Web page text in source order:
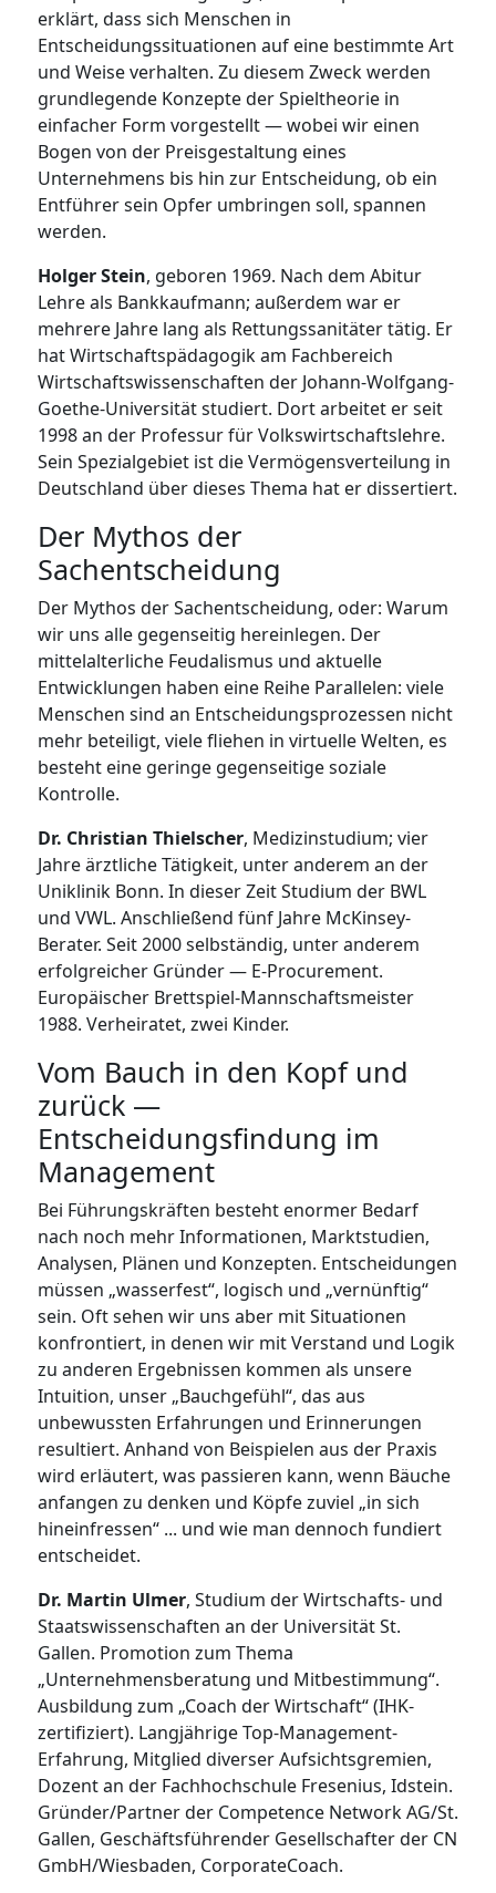
erklärt, dass sich Menschen in
Entscheidungssituationen auf eine bestimmte Art
und Weise verhalten. Zu diesem Zweck werden
grundlegende Konzepte der Spieltheorie in
einfacher Form vorgestellt — wobei wir einen
Bogen von der Preisgestaltung eines
Unternehmens bis hin zur Entscheidung, ob ein
Entführer sein Opfer umbringen soll, spannen
werden.
Holger Stein, geboren 1969. Nach dem Abitur
Lehre als Bankkaufmann; außerdem war er
mehrere Jahre lang als Rettungssanitäter tätig. Er
hat Wirtschaftspädagogik am Fachbereich
Wirtschaftswissenschaften der Johann-Wolfgang-
Goethe-Universität studiert. Dort arbeitet er seit
1998 an der Professur für Volkswirtschaftslehre.
Sein Spezialgebiet ist die Vermögensverteilung in
Deutschland über dieses Thema hat er dissertiert.
Der Mythos der
Sachentscheidung
Der Mythos der Sachentscheidung, oder: Warum
wir uns alle gegenseitig hereinlegen. Der
mittelalterliche Feudalismus und aktuelle
Entwicklungen haben eine Reihe Parallelen: viele
Menschen sind an Entscheidungsprozessen nicht
mehr beteiligt, viele fliehen in virtuelle Welten, es
besteht eine geringe gegenseitige soziale
Kontrolle.
Dr. Christian Thielscher, Medizinstudium; vier
Jahre ärztliche Tätigkeit, unter anderem an der
Uniklinik Bonn. In dieser Zeit Studium der BWL
und VWL. Anschließend fünf Jahre McKinsey-
Berater. Seit 2000 selbständig, unter anderem
erfolgreicher Gründer — E-Procurement.
Europäischer Brettspiel-Mannschaftsmeister
1988. Verheiratet, zwei Kinder.
Vom Bauch in den Kopf und
zurück —
Entscheidungsfindung im
Management
Bei Führungskräften besteht enormer Bedarf
nach noch mehr Informationen, Marktstudien,
Analysen, Plänen und Konzepten. Entscheidungen
müssen „wasserfest“, logisch und „vernünftig“
sein. Oft sehen wir uns aber mit Situationen
konfrontiert, in denen wir mit Verstand und Logik
zu anderen Ergebnissen kommen als unsere
Intuition, unser „Bauchgefühl“, das aus
unbewussten Erfahrungen und Erinnerungen
resultiert. Anhand von Beispielen aus der Praxis
wird erläutert, was passieren kann, wenn Bäuche
anfangen zu denken und Köpfe zuviel „in sich
hineinfressen“ ... und wie man dennoch fundiert
entscheidet.
Dr. Martin Ulmer, Studium der Wirtschafts- und
Staatswissenschaften an der Universität St.
Gallen. Promotion zum Thema
„Unternehmensberatung und Mitbestimmung“.
Ausbildung zum „Coach der Wirtschaft“ (IHK-
zertifiziert). Langjährige Top-Management-
Erfahrung, Mitglied diverser Aufsichtsgremien,
Dozent an der Fachhochschule Fresenius, Idstein.
Gründer/Partner der Competence Network AG/St.
Gallen, Geschäftsführender Gesellschafter der CN
GmbH/Wiesbaden, CorporateCoach.